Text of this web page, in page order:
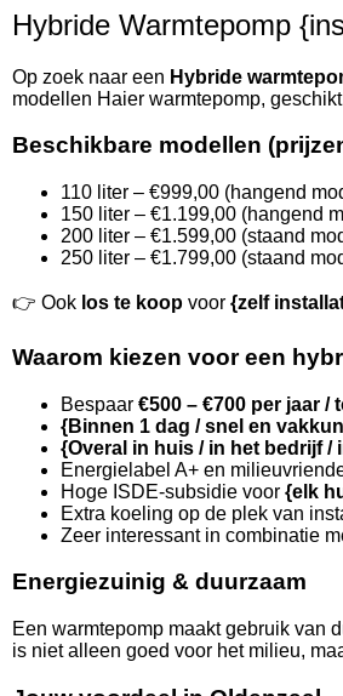
Hybride Warmtepomp
Op zoek naar een Hybride
modellen Haier warmtepomp,
Beschikbare modellen
110 liter – €999,00 (hangend
150 liter – €1.199,00 (hangend
200 liter – €1.599,00 (staand
250 liter – €1.799,00 (staand
👉 Ook los te koop voor {zelf
Waarom kiezen voor een
Bespaar €500 – €700 per jaar /
{Binnen 1 dag / snel en
{Overal in huis / in het bedrijf /
Energielabel A+ en
Hoge ISDE-subsidie voor {elk
Extra koeling op de plek van
Zeer interessant in combinatie
Energiezuinig & duurzaam
Een warmtepomp maakt gebruik van
is niet alleen goed voor het milieu,